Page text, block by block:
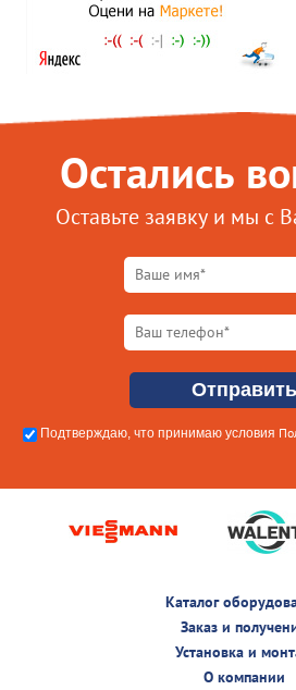
Остались
Оставьте заявку и мы с
Подтверждаю, что принимаю условия
Каталог
Заказ и
Установка и
О компании